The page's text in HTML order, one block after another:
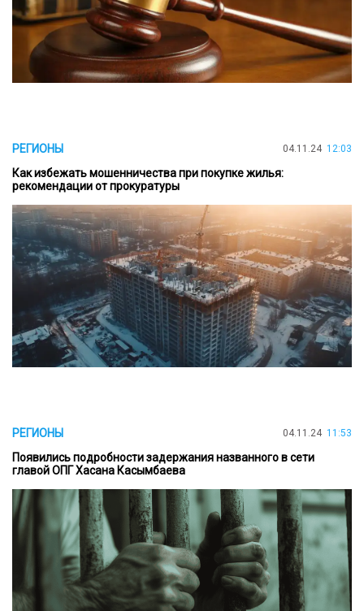
РЕГИОНЫ 04.11.24 12:03
Как избежать мошенничества при покупке жилья:
рекомендации от прокуратуры
РЕГИОНЫ 04.11.24 11:53
Появились подробности задержания названного в сети
главой ОПГ Хасана Касымбаева